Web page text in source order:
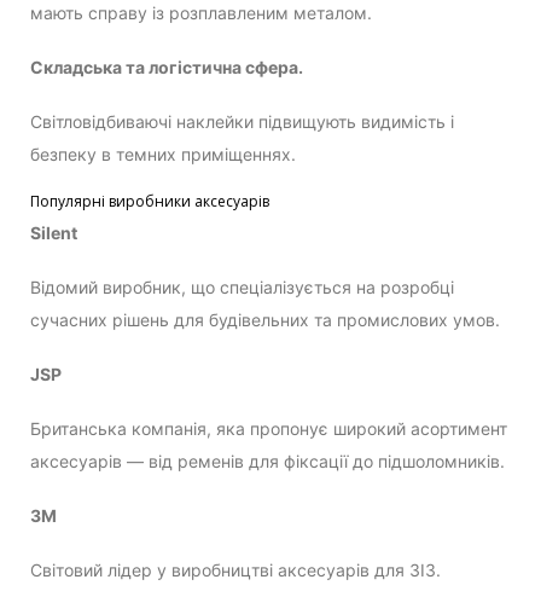
мають справу із розплавленим металом.
Складська та логістична сфера.
Світловідбиваючі наклейки підвищують видимість і
безпеку в темних приміщеннях.
Популярні виробники аксесуарів
Silent
Відомий виробник, що спеціалізується на розробці
сучасних рішень для будівельних та промислових умов.
JSP
Британська компанія, яка пропонує широкий асортимент
аксесуарів — від ременів для фіксації до підшоломників.
3M
Світовий лідер у виробництві аксесуарів для ЗІЗ.